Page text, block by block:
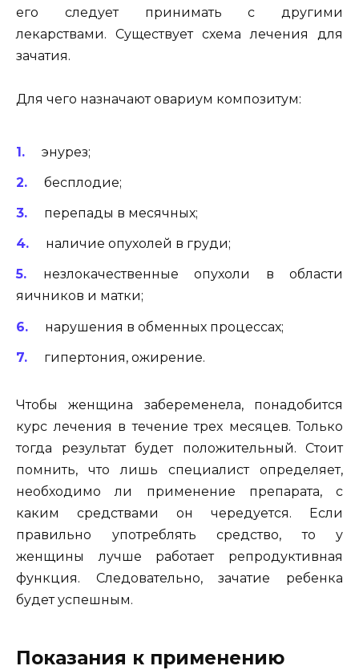
его следует принимать с другими
лекарствами. Существует схема лечения для
зачатия.
Для чего назначают овариум композитум:
энурез;
бесплодие;
перепады в месячных;
наличие опухолей в груди;
незлокачественные опухоли в области
яичников и матки;
нарушения в обменных процессах;
гипертония, ожирение.
Чтобы женщина забеременела, понадобится
курс лечения в течение трех месяцев. Только
тогда результат будет положительный. Стоит
помнить, что лишь специалист определяет,
необходимо ли применение препарата, с
каким средствами он чередуется. Если
правильно употреблять средство, то у
женщины лучше работает репродуктивная
функция. Следовательно, зачатие ребенка
будет успешным.
Показания к применению